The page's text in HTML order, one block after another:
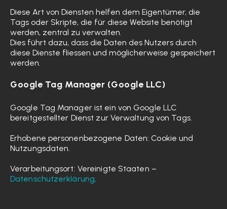
Diese Art von Diensten helfen dem Eigentümer, die
Tags oder Skripte, die für diese Website benötigt
werden, zentral zu verwalten.
Dies führt dazu, dass die Daten des Nutzers durch
diese Dienste fliessen und möglicherweise gespeichert
werden.
Google Tag Manager (Google LLC)
Google Tag Manager ist ein von Google LLC
bereitgestellter Dienst zur Verwaltung von Tags.
Erhobene personenbezogene Daten: Cookie und
Nutzungsdaten.
Verarbeitungsort: Vereinigte Staaten –
Datenschutzerklärung